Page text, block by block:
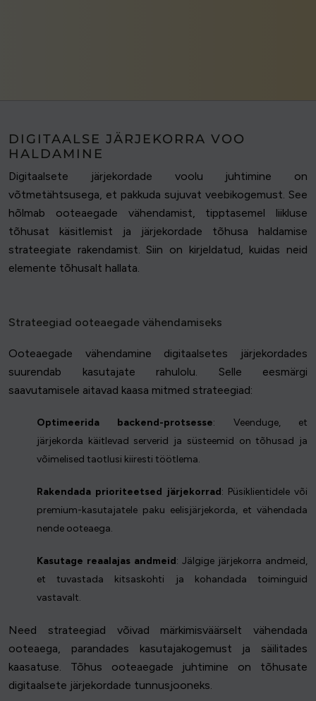
DIGITAALSE JÄRJEKORRA VOO
HALDAMINE
Digitaalsete järjekordade voolu juhtimine on
võtmetähtsusega, et pakkuda sujuvat veebikogemust. See
hõlmab ooteaegade vähendamist, tipptasemel liikluse
tõhusat käsitlemist ja järjekordade tõhusa haldamise
strateegiate rakendamist. Siin on kirjeldatud, kuidas neid
elemente tõhusalt hallata.
Strateegiad ooteaegade vähendamiseks
Ooteaegade vähendamine digitaalsetes järjekordades
suurendab kasutajate rahulolu. Selle eesmärgi
saavutamisele aitavad kaasa mitmed strateegiad:
Optimeerida backend-protsesse: Veenduge, et
järjekorda käitlevad serverid ja süsteemid on tõhusad ja
võimelised taotlusi kiiresti töötlema.
Rakendada prioriteetsed järjekorrad: Püsiklientidele või
premium-kasutajatele paku eelisjärjekorda, et vähendada
nende ooteaega.
Kasutage reaalajas andmeid: Jälgige järjekorra andmeid,
et tuvastada kitsaskohti ja kohandada toiminguid
vastavalt.
Need strateegiad võivad märkimisväärselt vähendada
ooteaega, parandades kasutajakogemust ja säilitades
kaasatuse. Tõhus ooteaegade juhtimine on tõhusate
digitaalsete järjekordade tunnusjooneks.